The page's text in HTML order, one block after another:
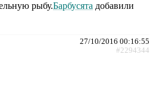
рыбу.Барбусята добавили
27/10/2016 00:16:55
#2294344